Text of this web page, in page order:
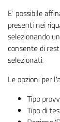
E' possibile
presenti nei
selezionando
consente di
selezionati.
Le opzioni per
Tipo
Tipo di